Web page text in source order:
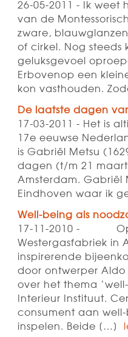
26-05-2011 - Ik
van de
zware,
of cirkel. Nog
geluksgevoel
Erbovenop een
kon vasthouden.
De laatste dagen
17-03-2011 - Het is
17e eeuwse
is Gabriël Metsu
dagen (t/m 21
Amsterdam. Gabriël
Eindhoven waar ik
Well-being als
17-11-2010 - Op
Westergasfabriek in
inspirerende
door ontwerper Aldo
over het thema
Interieur Instituut.
consument aan
inspelen. Beide […]